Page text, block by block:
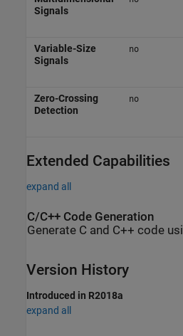
Signals
Variable-Size
Signals
no
Zero-Crossing
Detection
no
Extended Capabilities
expand all
C/C++ Code Generation
Generate C and C++ code
Version History
Introduced in R2018a
expand all